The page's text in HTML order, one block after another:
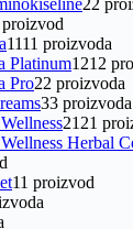
proizvod
1111 proizvoda
Platinum1212
Pro22 proizvoda
33 proizvoda
21 21
Herbal
11 proizvod